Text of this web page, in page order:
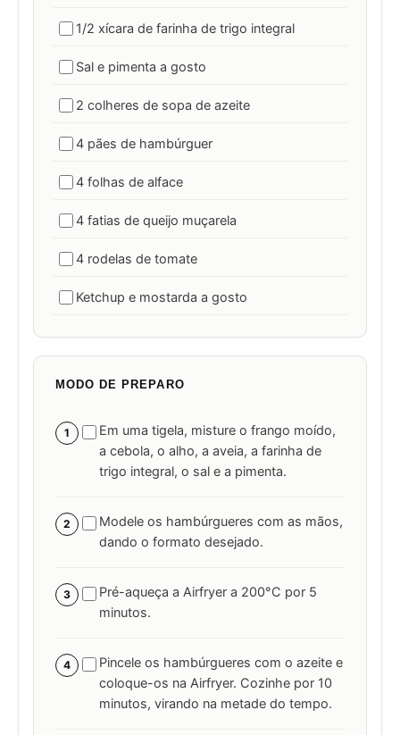
1/2 xícara de farinha de trigo integral
Sal e pimenta a gosto
2 colheres de sopa de azeite
4 pães de hambúrguer
4 folhas de alface
4 fatias de queijo muçarela
4 rodelas de tomate
Ketchup e mostarda a gosto
MODO DE PREPARO
1
Em uma tigela, misture o frango moído,
a cebola, o alho, a aveia, a farinha de
trigo integral, o sal e a pimenta.
2
Modele os hambúrgueres com as mãos,
dando o formato desejado.
3
Pré-aqueça a Airfryer a 200°C por 5
minutos.
4
Pincele os hambúrgueres com o azeite e
coloque-os na Airfryer. Cozinhe por 10
minutos, virando na metade do tempo.